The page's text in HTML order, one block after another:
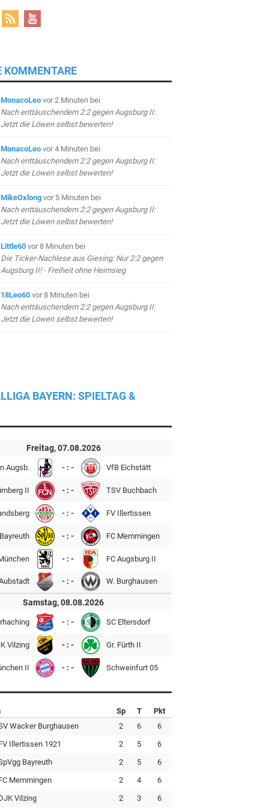
KOMMENTARE
MonacoLeo vor 2 Minuten bei
Nach enttäuschendem 2:2 gegen Augsburg II:
Jetzt die Löwen selbst bewerten!
MonacoLeo vor 4 Minuten bei
Nach enttäuschendem 2:2 gegen Augsburg II:
Jetzt die Löwen selbst bewerten!
MikeOxlong vor 5 Minuten bei
Nach enttäuschendem 2:2 gegen Augsburg II:
Jetzt die Löwen selbst bewerten!
Little60 vor 8 Minuten bei
Die Ticker-Nachlese aus Giesing: Nur 2:2 gegen
Augsburg II! - Freiheit ohne Heimsieg
18Leo60 vor 8 Minuten bei
Nach enttäuschendem 2:2 gegen Augsburg II:
Jetzt die Löwen selbst bewerten!
BAYERN: SPIELTAG &
Freitag, 07.08.2026
Augsb. - : - VfB Eichstätt
II - : - TSV Buchbach
- : - FV Illertissen
- : - FC Memmingen
- : - FC Augsburg II
- : - W. Burghausen
Samstag, 08.08.2026
- : - SC Eltersdorf
Vilzing - : - Gr. Fürth II
II - : - Schweinfurt 05
Sp T
Pkt
Wacker Burghausen
2 6
6
Illertissen 1921
2 5
6
Bayreuth
2 5
6
Memmingen
2 4
6
Vilzing
2 3 6